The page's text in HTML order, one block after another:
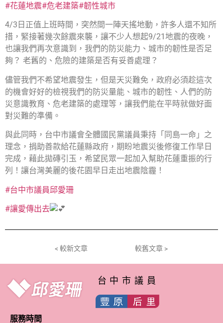
#花蓮地震#危老建築#韌性城市
4/3日正值上班時間，突然間一陣天搖地動，許多人還不知所
措，緊接著幾次餘震來襲，讓不少人想起9/21地震的夜晚，
也讓我們再次意識到，我們的防災能力、城市的韌性是否足
夠？ 老舊的、危險的建築是否有妥善處理？
儘管我們不希望地震發生，但是天災難免，政府必須趁這次
的機會好好的檢視我們的防災量能、城市的韌性、人們的防
災意識教育、危老建築的處理等，讓我們能在平時就做好面
對災難的準備。
與此同時，台中市議會全體國民黨議員秉持「同島一命」之
理念，捐助善款給花蓮縣政府，期盼地震災後修復工作早日
完成，藉此拋磚引玉，希望民眾一起加入幫助花蓮重振的行
列！讓台灣美麗的後花園早日走出地震陰霾！
#台中市議員邱愛珊
#讓愛傳出去
< 較新文章 較舊文章 >
台中市議員
服務時間